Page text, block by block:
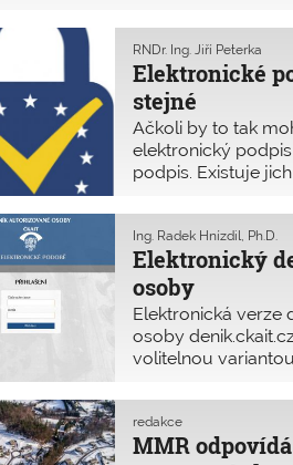
zřejmé, jak bude vše prakticky
si bohužel musíme ještě
Elektronické
stejné
RNDr. Ing. Jiří Peterka
Ačkoli by to tak
elektronický
podpis. Existuje
spoléhat.
Elektronický
osoby
Ing. Radek Hnízdil, Ph.D.
Elektronická verze
osoby
volitelnou
v listinné podobě,
MMR
redakce